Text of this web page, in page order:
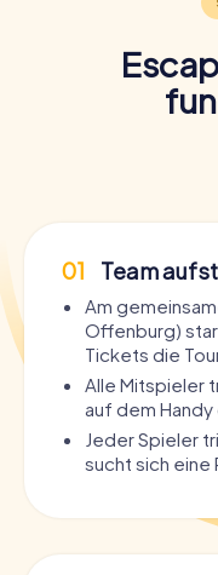
01 Team
Am
Offenburg)
Tickets die
Alle Mitspieler
auf dem
Jeder Spieler
sucht sich eine